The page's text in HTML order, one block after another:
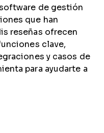
de gestión
que han
reseñas ofrecen
clave,
y casos de
para ayudarte a